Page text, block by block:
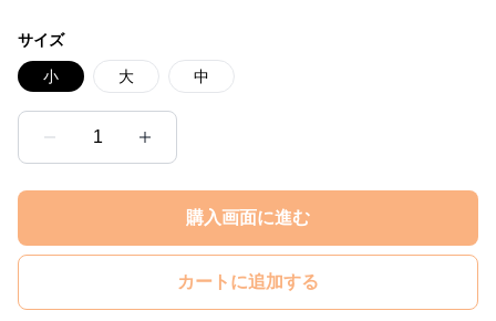
サイズ
小 大 中
1
購入画面に進む
カートに追加する